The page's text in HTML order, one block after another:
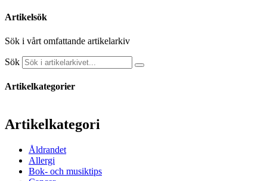
Artikelsök
Sök i vårt omfattande artikelarkiv
Sök
Artikelkategorier
Artikelkategori
Åldrandet
Allergi
Bok- och musiktips